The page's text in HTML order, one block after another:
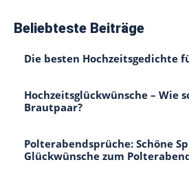
Beliebteste Beiträge
Die besten Hochzeitsgedichte
Hochzeitsglückwünsche – Wie
Brautpaar?
Polterabendsprüche: Schöne
Glückwünsche zum